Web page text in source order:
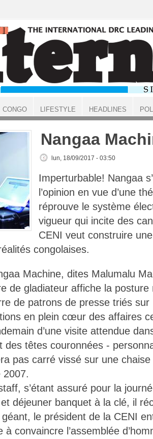
Nangaa
lun, 18/09/2017 - 03:50
Imperturbable! Nangaa
l’opinion en vue d’une
réprouve le système
vigueur qui incite des
CENI veut construire
congolaises.
Machine, dites Malumalu
de gladiateur affiche la
de patrons de presse triés sur
en plein cœur des affaires
d’une visite attendue
des têtes couronnées -
pas carré vissé sur une
2007.
s’étant assuré pour la
déjeuner banquet à la clé, il
le président de la CENI
convaincre l’assemblée
CONGO LIFESTYLE HEADLINES